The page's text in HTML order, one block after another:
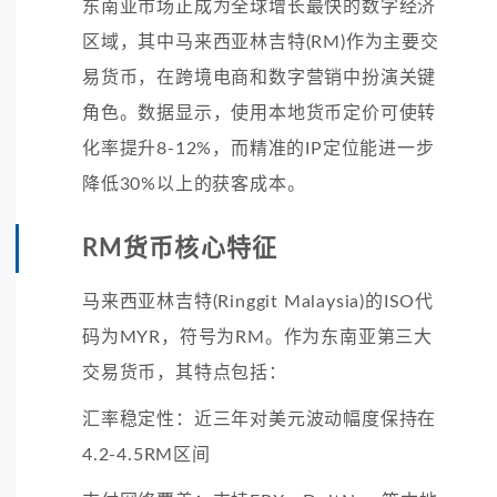
东南亚市场正成为全球增长最快的数字经济
区域，其中马来西亚林吉特(RM)作为主要交
易货币，在跨境电商和数字营销中扮演关键
角色。数据显示，使用本地货币定价可使转
化率提升8-12%，而精准的IP定位能进一步
降低30%以上的获客成本。
RM货币核心特征
马来西亚林吉特(Ringgit Malaysia)的ISO代
码为MYR，符号为RM。作为东南亚第三大
交易货币，其特点包括：
汇率稳定性：近三年对美元波动幅度保持在
4.2-4.5RM区间